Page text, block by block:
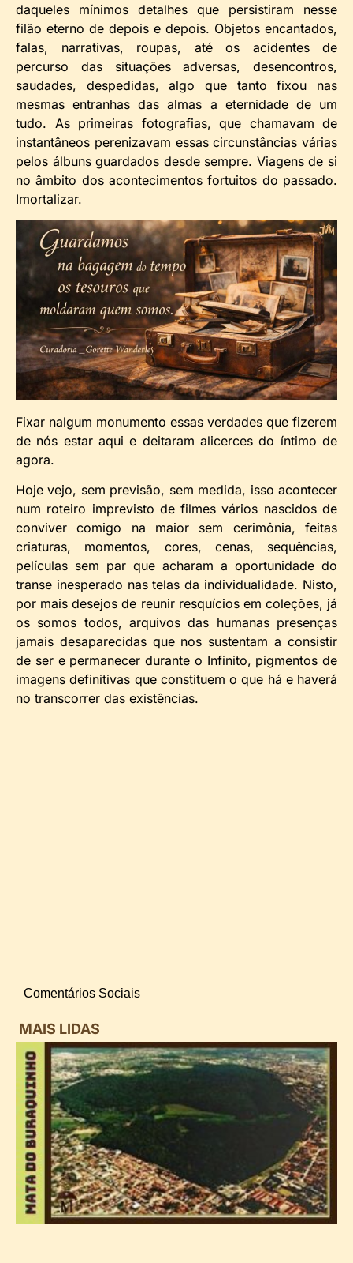
daqueles mínimos detalhes que persistiram nesse
filão eterno de depois e depois. Objetos encantados,
falas, narrativas, roupas, até os acidentes de
percurso das situações adversas, desencontros,
saudades, despedidas, algo que tanto fixou nas
mesmas entranhas das almas a eternidade de um
tudo. As primeiras fotografias, que chamavam de
instantâneos perenizavam essas circunstâncias várias
pelos álbuns guardados desde sempre. Viagens de si
no âmbito dos acontecimentos fortuitos do passado.
Imortalizar.
Fixar nalgum monumento essas verdades que fizerem
de nós estar aqui e deitaram alicerces do íntimo de
agora.
Hoje vejo, sem previsão, sem medida, isso acontecer
num roteiro imprevisto de filmes vários nascidos de
conviver comigo na maior sem cerimônia, feitas
criaturas, momentos, cores, cenas, sequências,
películas sem par que acharam a oportunidade do
transe inesperado nas telas da individualidade. Nisto,
por mais desejos de reunir resquícios em coleções, já
os somos todos, arquivos das humanas presenças
jamais desaparecidas que nos sustentam a consistir
de ser e permanecer durante o Infinito, pigmentos de
imagens definitivas que constituem o que há e haverá
no transcorrer das existências.
Comentários Sociais
MAIS LIDAS